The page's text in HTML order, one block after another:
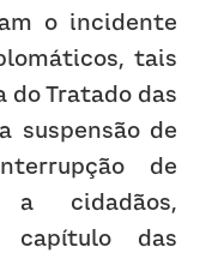
o incidente
tais
Tratado das
suspensão de
de
cidadãos,
capítulo das